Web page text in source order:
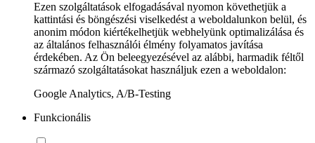
Ezen szolgáltatások elfogadásával nyomon követhetjük a
kattintási és böngészési viselkedést a weboldalunkon belül, és
anonim módon kiértékelhetjük webhelyünk optimalizálása és
az általános felhasználói élmény folyamatos javítása
érdekében. Az Ön beleegyezésével az alábbi, harmadik féltől
származó szolgáltatásokat használjuk ezen a weboldalon:
Google Analytics, A/B-Testing
Funkcionális